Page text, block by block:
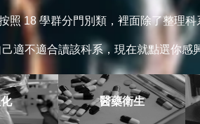
照 18 學群分門別類，裡面除了整理
適不適合讀該科系，現在就點選你感
醫藥衛生